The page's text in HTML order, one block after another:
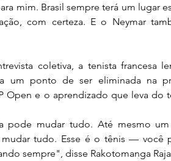
mim. Brasil sempre terá um lugar
com certeza. E o Neymar
coletiva, a tenista francesa
um ponto de ser eliminada na
Open e o aprendizado que leva do
pode mudar tudo. Até mesmo
tudo. Esse é o tênis — você
sempre", disse Rakotomanga